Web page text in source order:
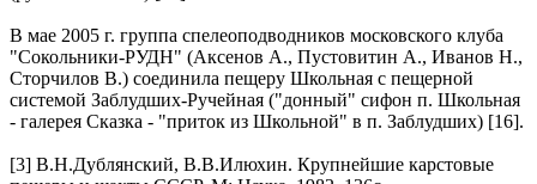
В мае 2005 г. группа спелеоподводников московского клуба
"Сокольники-РУДН" (Аксенов А., Пустовитин А., Иванов Н.,
Сторчилов В.) соединила пещеру Школьная с пещерной
системой Заблудших-Ручейная ("донный" сифон п. Школьная
- галерея Сказка - "приток из Школьной" в п. Заблудших) [16].
[3] В.Н.Дублянский, В.В.Илюхин. Крупнейшие карстовые